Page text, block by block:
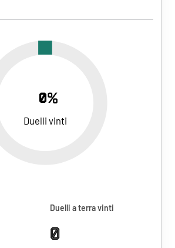
0%
Duelli vinti
Duelli a terra vinti
0